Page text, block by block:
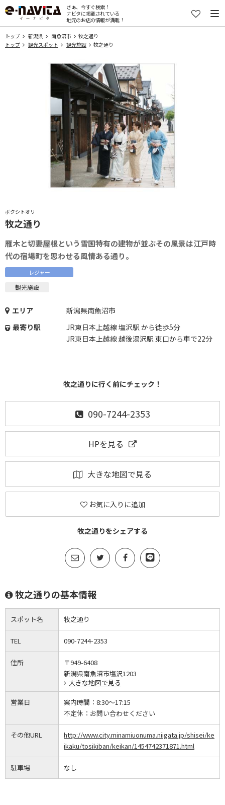
さぁ、今すぐ検索！
ナビタに掲載されている
地元のお店の情報が満載！
トップ 新潟県 南魚沼市
牧之通り
トップ
観光スポット 観光施設 牧之通り
ボクシトオリ
牧之通り
雁木と切妻屋根という雪国特有の建物が並ぶその風景は江戸時
代の宿場町を思わせる風情ある通り。
レジャー
観光施設
エリア
新潟県南魚沼市
最寄り駅
JR東日本上越線 塩沢駅 から徒歩5分
JR東日本上越線 越後湯沢駅 東口から車で22分
牧之通りに行く前にチェック！
090-7244-2353
HPを見る
大きな地図で見る
お気に入りに追加
牧之通りをシェアする
牧之通りの基本情報
スポット名 牧之通り
TEL 090-7244-2353
住所
〒949-6408
新潟県南魚沼市塩沢1203
大きな地図で見る
営業日 案内時間： 8:30～17:15
不定休： お問い合わせください
その他URL
http://www.city.minamiuonuma.niigata.jp/shisei/ke
ikaku/tosikiban/keikan/1454742371871.html
駐車場 なし